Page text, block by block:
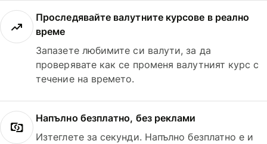
Проследявайте валутните курсове в реално
време
Запазете любимите си валути, за да
проверявате как се променя валутният курс с
течение на времето.
Напълно безплатно, без реклами
Изтеглете за секунди. Напълно безплатно е и